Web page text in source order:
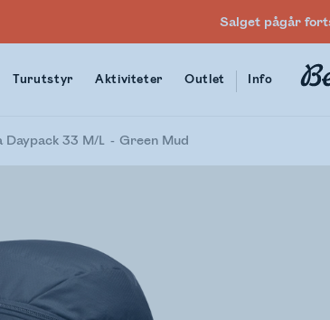
Salget pågår
Turutstyr Aktiviteter Outlet Info
Daypack 33 M/L Green Mud